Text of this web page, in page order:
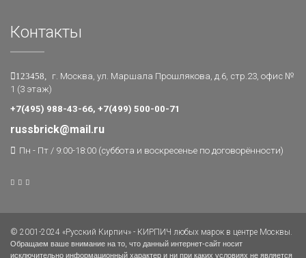
Контакты
123458, г. Москва, ул. Маршала Прошлякова, д.6, стр.23, офис №
1 (3 этаж)
+7(495) 988-43-66, +7(499) 500-00-71
russbrick@mail.ru
Пн - Пт / 9:00-18:00 (суббота и воскресенье по договорённости)
© 2001-2024 «Русский Кирпич» - КИРПИЧ любых марок в центре Москвы.
Обращаем ваше внимание на то, что данный интернет-сайт носит
исключительно информационный характер и ни при каких условиях не является